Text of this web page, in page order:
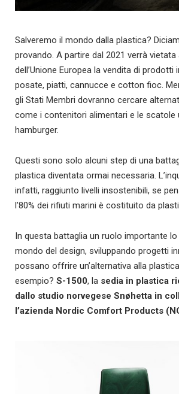
Salveremo il mondo dalla plastica?
provando. A partire dal 2021 verrà vietata
dell’Unione Europea la vendita di prodotti
posate, piatti, cannucce e cotton fioc.
gli Stati Membri dovranno cercare
come i contenitori alimentari e le scatole
hamburger.
Questi sono solo alcuni step di una
plastica diventata ormai necessaria.
infatti, raggiunto livelli insostenibili, se
l’80% dei rifiuti marini è costituito da
In questa battaglia un ruolo importante
mondo del design, sviluppando progetti
possano offrire un’alternativa alla
esempio? S-1500, la sedia in plastica
dallo studio norvegese Snøhetta in
l’azienda Nordic Comfort Products